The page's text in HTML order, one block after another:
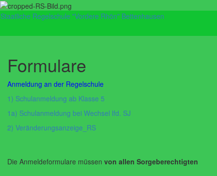
Staatliche Regelschule "Vordere Rhön" Bettenhausen
Formulare
Anmeldung an der Regelschule
1) Schulanmeldung ab Klasse 5
1a) Schulanmeldung bei Wechsel lfd. SJ
2) Veränderungsanzeige_RS
Die Anmeldeformulare müssen von allen Sorgeberechtigten